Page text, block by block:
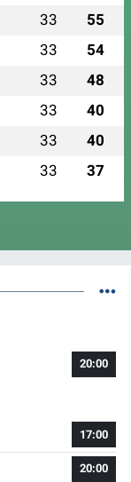
33 55
33 54
33 48
33 40
33 40
33 37
20:00
17:00
20:00